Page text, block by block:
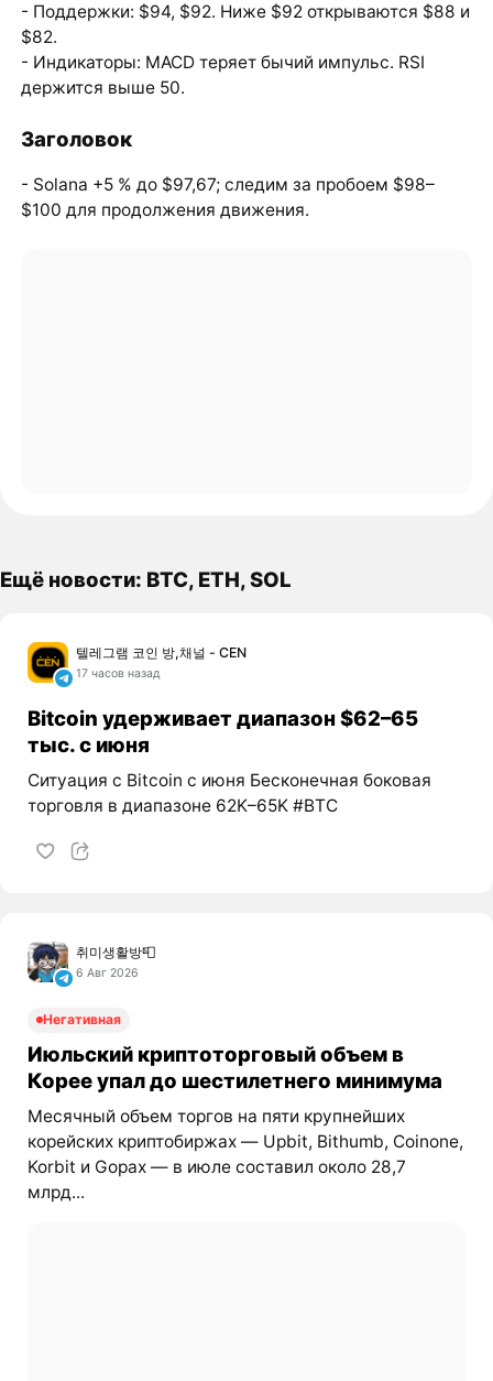
- Поддержки: $94, $92. Ниже $92 открываются $88 и
$82.
- Индикаторы: MACD теряет бычий импульс. RSI
держится выше 50.
Заголовок
- Solana +5 % до $97,67; следим за пробоем $98–
$100 для продолжения движения.
Ещё новости: BTC, ETH, SOL
텔레그램 코인 방,채널 - CEN
17 часов назад
Bitcoin удерживает диапазон $62–65
тыс. с июня
Ситуация с Bitcoin с июня Бесконечная боковая
торговля в диапазоне 62K–65K #BTC
취미생활방📮
6 Авг 2026
Негативная
Июльский криптоторговый объем в
Корее упал до шестилетнего минимума
Месячный объем торгов на пяти крупнейших
корейских криптобиржах — Upbit, Bithumb, Coinone,
Korbit и Gopax — в июле составил около 28,7
млрд...